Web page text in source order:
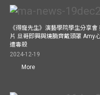
《得寵先生》演藝學院學生分享會
片 旦哥即興與燒腩齊戴頭罩 Amy
遭毒殺
2024-12-19
More